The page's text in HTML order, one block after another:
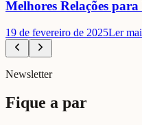
Melhores Relações
19 de fevereiro de 2025Ler
Newsletter
Fique a par